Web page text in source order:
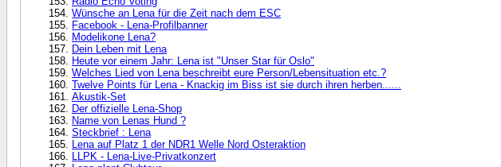
Wünsche an Lena für die Zeit nach dem ESC
Facebook - Lena-Profilbanner
Modelikone Lena?
Dein Leben mit Lena
Heute vor einem Jahr: Lena ist "Unser Star für Oslo"
Welches Lied von Lena beschreibt eure Person/Lebensituation etc.?
Twelve Points für Lena - Knackig im Biss ist sie durch ihren herben......
Akustik-Set
Der offizielle Lena-Shop
Name von Lenas Hund ?
Steckbrief : Lena
Lena auf Platz 1 der NDR1 Welle Nord Osteraktion
LLPK - Lena-Live-Privatkonzert